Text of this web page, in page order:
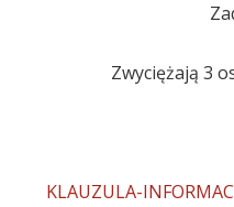
Zwyciężają 3
KLAUZULA-